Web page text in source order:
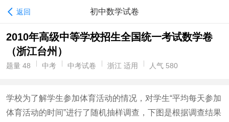
返回 初中数学试卷
2010年高级中等学校招生全国统一考试数学卷
（浙江台州）
题量 48 中考 中考试卷 浙江 适用 人气 580
学校为了解学生参加体育活动的情况，对学生“平均每天参加
体育活动的时间”进行了随机抽样调查，下图是根据调查结果